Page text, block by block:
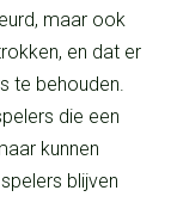
maar ook
en dat er
te behouden.
die een
kunnen
blijven